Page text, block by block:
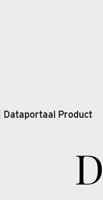
Dataportaal Product